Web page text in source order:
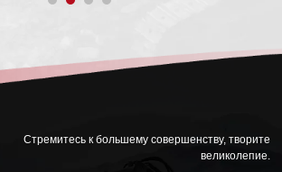
Стремитесь к большему совершенству, творите
великолепие.